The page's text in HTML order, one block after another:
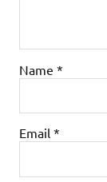
Name *
Email *